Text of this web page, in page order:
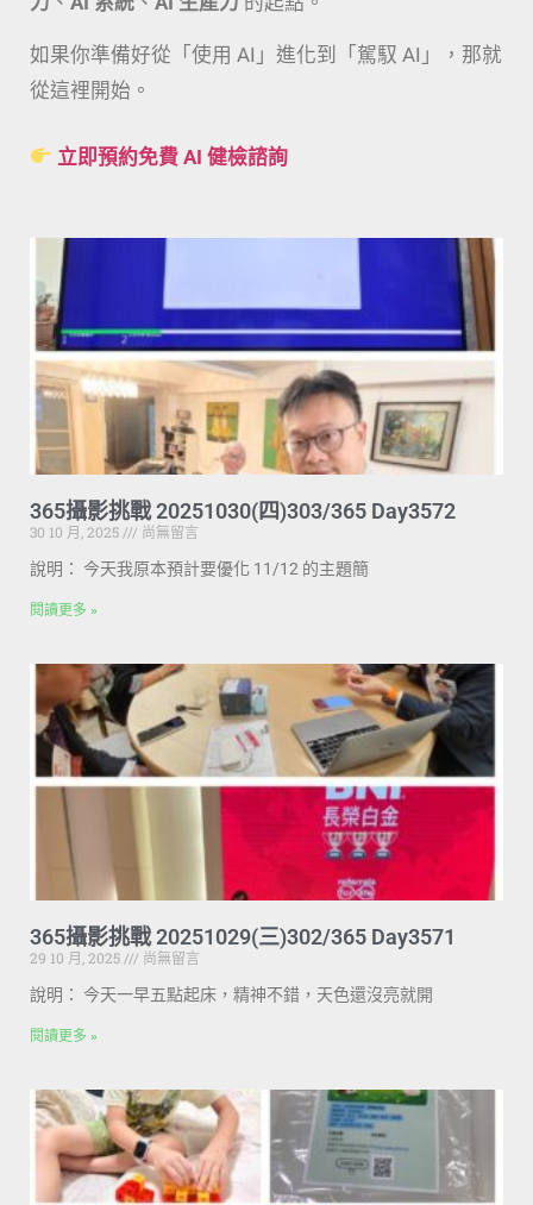
如果你準備好從「使用 AI」進化到「駕馭 AI」，那就
從這裡開始。
立即預約免費 AI 健檢諮詢
365攝影挑戰 20251030(四)303/365 Day3572
30 10 月, 2025
尚無留言
說明： 今天我原本預計要優化 11/12 的主題簡
閱讀更多 »
365攝影挑戰 20251029(三)302/365 Day3571
29 10 月, 2025
尚無留言
說明： 今天一早五點起床，精神不錯，天色還沒亮就開
閱讀更多 »